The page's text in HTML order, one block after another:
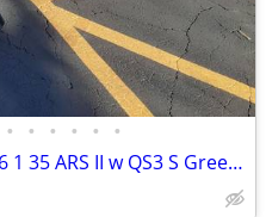
• • • • • •
2022 Arctic Cat Riot 8000 146 1 35 ARS II w QS3 S Green Full Send